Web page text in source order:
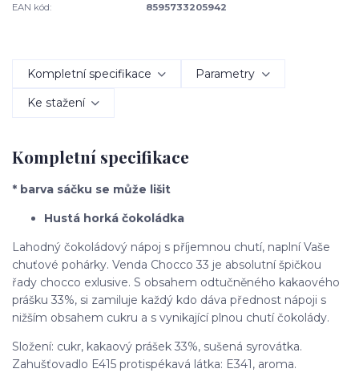
EAN kód:
8595733205942
Kompletní specifikace Parametry
Ke stažení
Kompletní specifikace
* barva sáčku se může lišit
Hustá horká čokoládka
Lahodný čokoládový nápoj s příjemnou chutí, naplní Vaše
chuťové pohárky. Venda Chocco 33 je absolutní špičkou
řady chocco exlusive. S obsahem odtučněného kakaového
prášku 33%, si zamiluje každý kdo dáva přednost nápoji s
nižším obsahem cukru a s vynikající plnou chutí čokolády.
Složení: cukr, kakaový prášek 33%, sušená syrovátka.
Zahušťovadlo E415 protispékavá látka: E341, aroma.